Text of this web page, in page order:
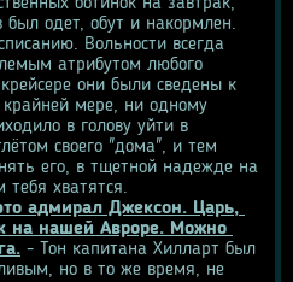
одет, обут и накормлен.
Вольности всегда
атрибутом любого
они были сведены к
мере, ни одному
в голову уйти в
своего "дома", и тем
его, в тщетной надежде на
хватятся.
адмирал Джексон. Царь,
на нашей Авроре. Можно
- Тон капитана Хилларт был
но в то же время, не